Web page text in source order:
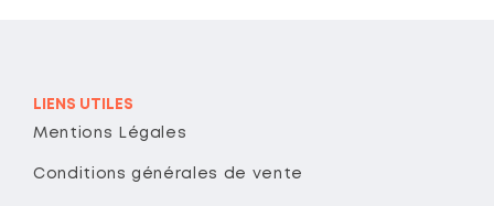
LIENS UTILES
Mentions Légales
Conditions générales de vente